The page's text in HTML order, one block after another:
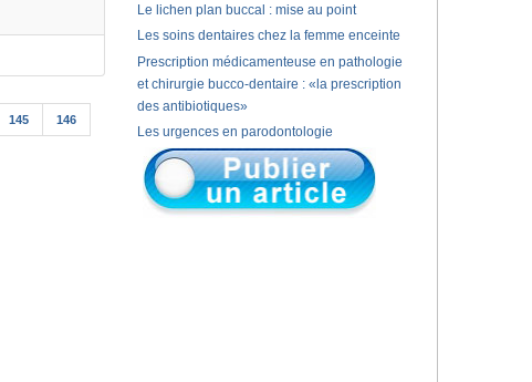
145 146
Le lichen plan buccal : mise au point
Les soins dentaires chez la femme enceinte
Prescription médicamenteuse en pathologie
et chirurgie bucco-dentaire : «la prescription
des antibiotiques»
Les urgences en parodontologie